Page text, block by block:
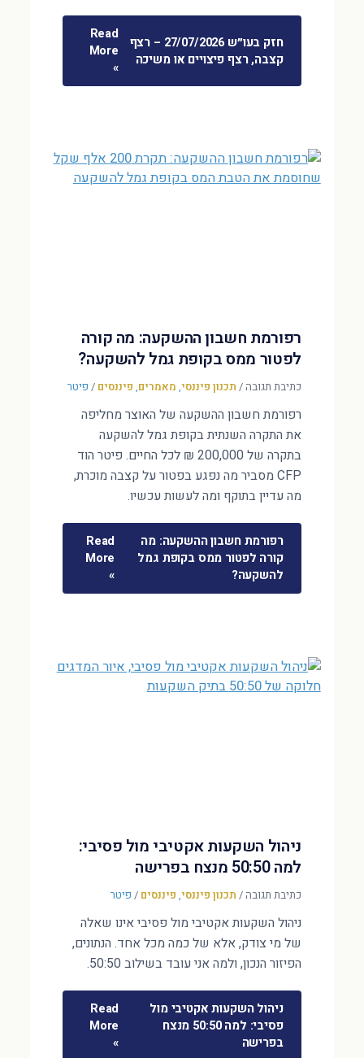
חזק בעו״ש 27/07/2026 – רצף
קצבה, רצף פיצויים או משיכה
Read
More
»
רפורמת חשבון ההשקעה: מה קורה
לפטור ממס בקופת גמל להשקעה?
כתיבת תגובה/ תכנון פיננסי, מאמרים, פיננסים / פיטר
רפורמת חשבון ההשקעה של האוצר מחליפה
את התקרה השנתית בקופת גמל להשקעה
בתקרה של 200,000 ₪ לכל החיים. פיטר הוד
CFP מסביר מה נפגע בפטור על קצבה מוכרת,
מה עדיין בתוקף ומה לעשות עכשיו.
רפורמת חשבון ההשקעה: מה
קורה לפטור ממס בקופת גמל
להשקעה?
Read
More
»
ניהול השקעות אקטיבי מול פסיבי:
למה 50:50 מנצח בפרישה
כתיבת תגובה/ תכנון פיננסי, פיננסים / פיטר
ניהול השקעות אקטיבי מול פסיבי אינו שאלה
של מי צודק, אלא של כמה מכל אחד. הנתונים,
הפיזור הנכון, ולמה אני עובד בשילוב 50:50.
ניהול השקעות אקטיבי מול
פסיבי: למה 50:50 מנצח
בפרישה
Read
More
»